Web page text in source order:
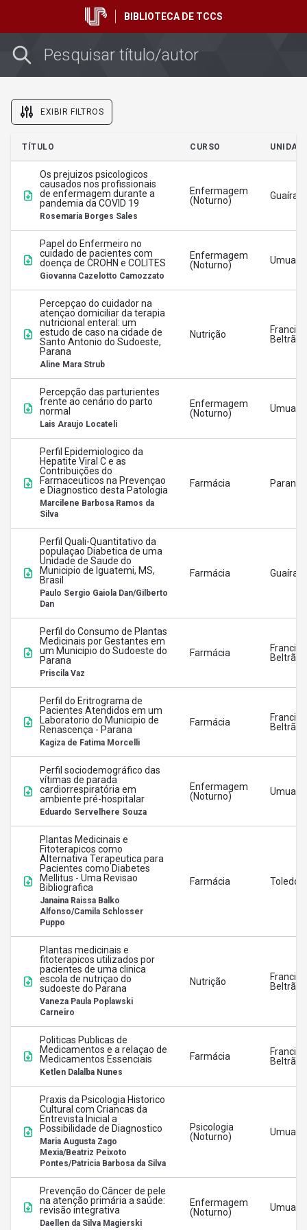
BIBLIOTECA DE TCCS
EXIBIR FILTROS
Filtrar por Unidade
Filtrar por Curso
Filtrar por Ano
TÍTULO CURSO
Os prejuizos psicologicos
causados nos profissionais
de enfermagem durante a
pandemia da COVID 19
Rosemaria Borges Sales
Enfermagem
(Noturno)
Guaíra
Papel do Enfermeiro no
cuidado de pacientes com
doença de CROHN e COLITES
Giovanna Cazelotto Camozzato
Enfermagem
(Noturno)
Percepçao do cuidador na
atençao domiciliar da terapia
nutricional enteral: um
estudo de caso na cidade de
Santo Antonio do Sudoeste,
Parana
Aline Mara Strub
Nutrição
Beltrão
Percepção das parturientes
frente ao cenário do parto
normal
Lais Araujo Locateli
Enfermagem
(Noturno)
Perfil Epidemiologico da
Hepatite Viral C e as
Contribuições do
Farmaceuticos na Prevençao
e Diagnostico desta Patologia
Marcilene Barbosa Ramos da
Silva
Farmácia
Perfil Quali-Quantitativo da
populaçao Diabetica de uma
Unidade de Saude do
Municipio de Iguatemi, MS,
Brasil
Paulo Sergio Gaiola Dan/Gilberto
Dan
Farmácia Guaíra
Perfil do Consumo de Plantas
Medicinais por Gestantes em
um Municipio do Sudoeste do
Parana
Priscila Vaz
Farmácia
Beltrão
Perfil do Eritrograma de
Pacientes Atendidos em um
Laboratorio do Municipio de
Renascença - Parana
Kagiza de Fatima Morcelli
Farmácia
Beltrão
Perfil sociodemográfico das
vítimas de parada
cardiorrespiratória em
ambiente pré-hospitalar
Eduardo Servelhere Souza
Enfermagem
(Noturno)
Plantas Medicinais e
Fitoterapicos como
Alternativa Terapeutica para
Pacientes como Diabetes
Mellitus - Uma Revisao
Bibliografica
Janaina Raissa Balko
Alfonso/Camila Schlosser
Puppo
Farmácia Toledo
Plantas medicinais e
fitoterapicos utilizados por
pacientes de uma clinica
escola de nutriçao do
sudoeste do Parana
Vaneza Paula Poplawski
Carneiro
Nutrição
Beltrão
Politicas Publicas de
Medicamentos e a relaçao de
Medicamentos Essenciais
Ketlen Dalalba Nunes
Farmácia
Beltrão
Praxis da Psicologia Historico
Cultural com Criancas da
Entrevista Inicial a
Possibilidade de Diagnostico
Maria Augusta Zago
Mexia/Beatriz Peixoto
Pontes/Patricia Barbosa da Silva
Psicologia
(Noturno)
Prevenção do Câncer de pele
na atenção primária a saúde:
revisão integrativa
Daellen da Silva Magierski
Enfermagem
(Noturno)